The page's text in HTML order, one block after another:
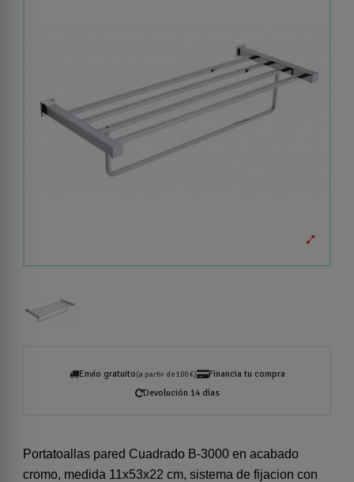
Envío gratuito(a partir de 100 €)
Financia tu compra
Devolución 14 días
Portatoallas pared Cuadrado B-3000 en acabado
cromo, medida 11x53x22 cm, sistema de fijacion con